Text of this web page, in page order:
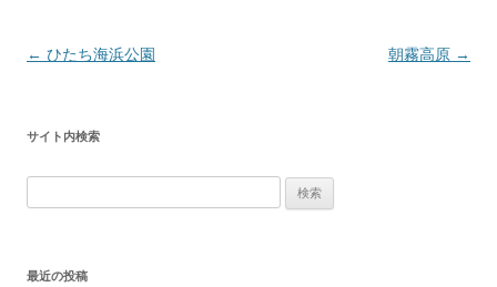
投
ビ
ゲ
ー
ョ
← ひたち海浜公園 朝霧高原 →
サイト内検索
最近の投稿